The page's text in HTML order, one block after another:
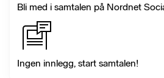
Bli med i samtalen på Nordnet
Ingen innlegg, start samtalen!